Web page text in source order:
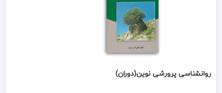
روانشناسی پرورشی نوین(دوران)